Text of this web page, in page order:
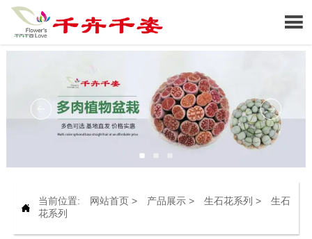


当前位置: 网站首页> 产品展示> 生石花系列 >
生石
花系列